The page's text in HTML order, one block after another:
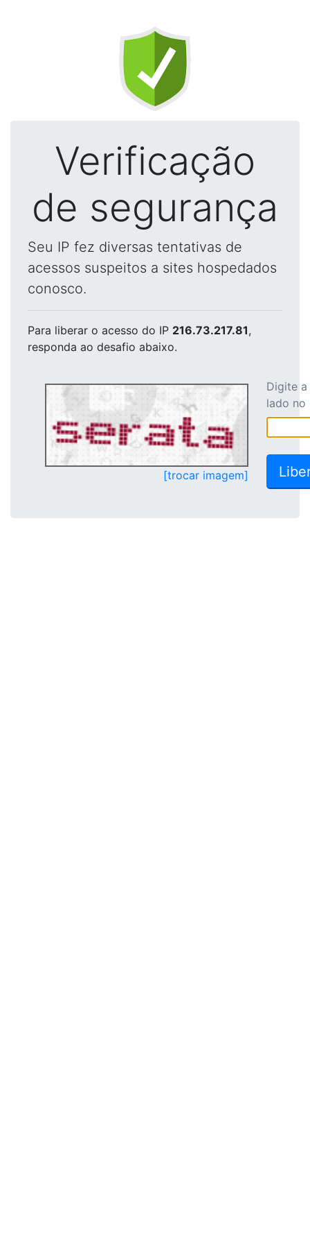
Verificação
de segurança
Seu IP fez diversas tentativas de
acessos suspeitos a sites hospedados
conosco.
Para liberar o acesso do IP 216.73.217.81,
responda ao desafio abaixo.
[trocar imagem]
Digite
lado no